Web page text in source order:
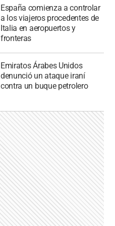
España comienza a controlar
a los viajeros procedentes de
Italia en aeropuertos y
fronteras
Emiratos Árabes Unidos
denunció un ataque iraní
contra un buque petrolero